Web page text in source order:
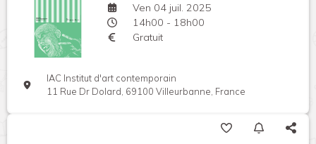
Ven 04 juil. 2025
14h00 - 18h00
Gratuit
IAC Institut d'art contemporain
11 Rue Dr Dolard, 69100 Villeurbanne, France